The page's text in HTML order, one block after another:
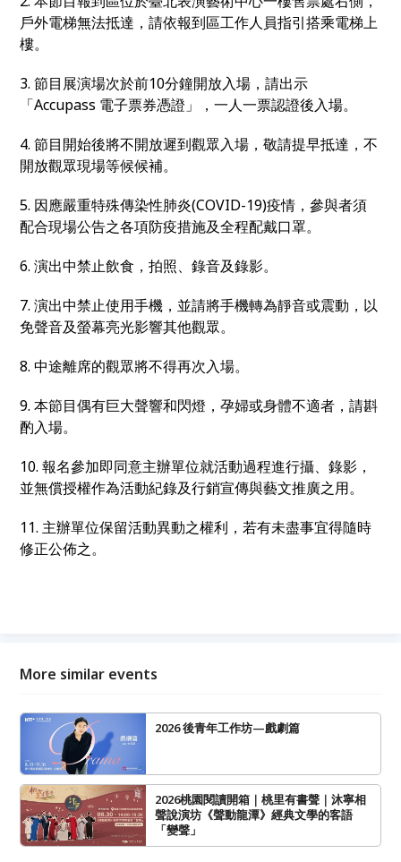
戶外電梯無法抵達，請依報到區工作人員指引搭乘電梯上
樓。
3. 節目展演場次於前10分鐘開放入場，請出示
「Accupass 電子票券憑證」，一人一票認證後入場。
4. 節目開始後將不開放遲到觀眾入場，敬請提早抵達，不
開放觀眾現場等候候補。
5. 因應嚴重特殊傳染性肺炎(COVID-19)疫情，參與者須
配合現場公告之各項防疫措施及全程配戴口罩。
6. 演出中禁止飲食，拍照、錄音及錄影。
7. 演出中禁止使用手機，並請將手機轉為靜音或震動，以
免聲音及螢幕亮光影響其他觀眾。
8. 中途離席的觀眾將不得再次入場。
9. 本節目偶有巨大聲響和閃燈，孕婦或身體不適者，請斟
酌入場。
10. 報名參加即同意主辦單位就活動過程進行攝、錄影，
並無償授權作為活動紀錄及行銷宣傳與藝文推廣之用。
11. 主辦單位保留活動異動之權利，若有未盡事宜得隨時
修正公佈之。
More similar events
2026 後青年工作坊—戲劇篇
2026桃園閱讀開箱｜桃里有書聲｜沐寧相
聲說演坊《聲動龍潭》經典文學的客語
「變聲」